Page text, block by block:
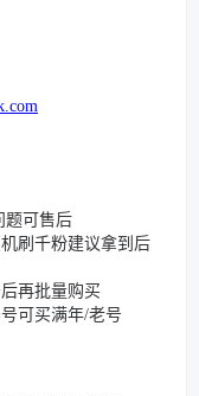
题可售后
刷千粉建议拿到后
再批量购买
可买满年/老号